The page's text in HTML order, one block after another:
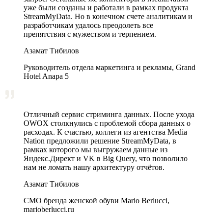
уже были созданы и работали в рамках продукта
StreamMyData. Но в конечном счете аналитикам и
разработчикам удалось преодолеть все
препятствия с мужеством и терпением.
Азамат Тибилов
Руководитель отдела маркетинга и рекламы, Grand
Hotel Anapa 5
Отличный сервис стриминга данных. После ухода
OWOX столкнулись с проблемой сбора данных о
расходах. К счастью, коллеги из агентства Media
Nation предложили решение StreamMyData, в
рамках которого мы выгружаем данные из
Яндекс.Директ и VK в Big Query, что позволило
нам не ломать нашу архитектуру отчётов.
Азамат Тибилов
CMO бренда женской обуви Mario Berlucci,
marioberlucci.ru